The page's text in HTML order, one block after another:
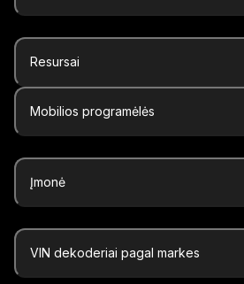
Resursai
Mobilios programėlės
Įmonė
VIN dekoderiai pagal markes